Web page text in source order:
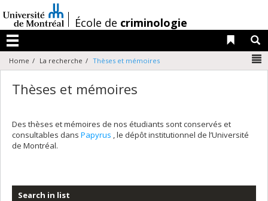
au
contenu
/École de criminologie
Menu
Liens
Home La recherche Thèses et mémoires
Thèses et mémoires
Des thèses et mémoires de nos étudiants sont conservés et
consultables dans Papyrus , le dépôt institutionnel de l’Université
de Montréal.
Search in list